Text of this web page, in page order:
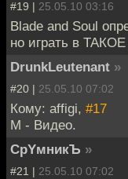
#19 | 25.05.10 03:16
Blade and Soul
но играть в
DrunkLeutenant »
#20 | 25.05.10 07:02
Кому: affigi, #17
М - Видео.
CpYмникЪ »
#21 | 25.05.10 07:02